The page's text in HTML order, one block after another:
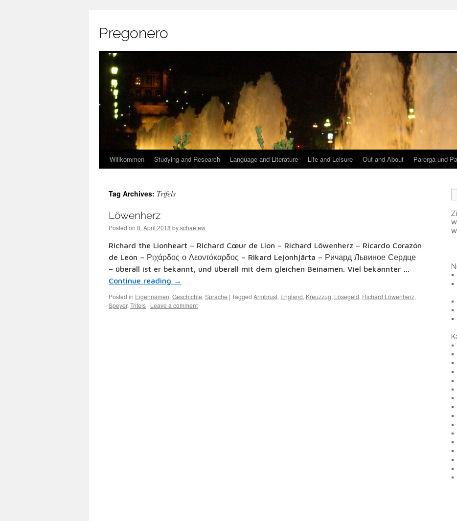
Pregonero
Skip
content
Willkommen Studying and Research Language and Literature Life and Leisure Out and About Parerga und
Tag Archives: Trifels
Löwenherz
Posted on 8. April 2018 byschaefew
Richard the Lionheart – Richard Cœur de Lion – Richard Löwenherz – Ricardo Corazón
de León – Ριχάρδος ο Λεοντόκαρδος – Rikard Lejonhjärta – Ричард Львиное Сердце
– überall ist er bekannt, und überall mit dem gleichen Beinamen. Viel bekannter …
Continue reading →
Posted in Eigennamen, Geschichte, Sprache | Tagged Armbrust, England, Kreuzzug, Lösegeld, Richard Löwenherz,
Speyer, Trifels | Leave a comment
—